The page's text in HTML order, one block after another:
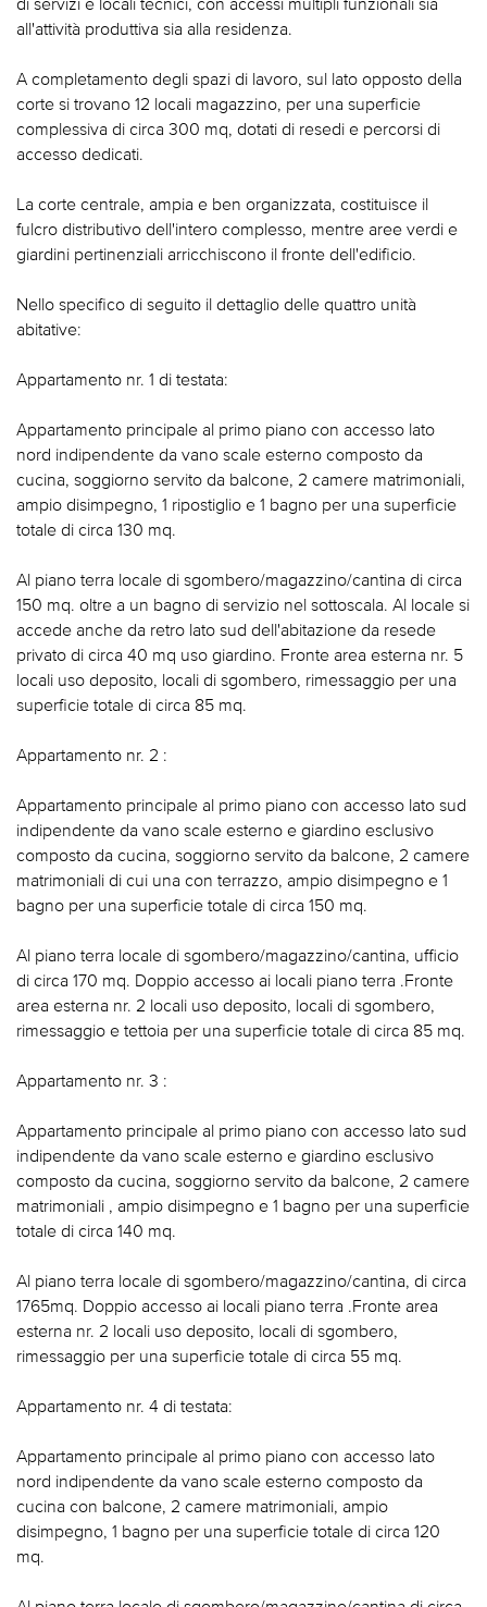
all'attività produttiva sia alla residenza.
A completamento degli spazi di lavoro, sul lato opposto della
corte si trovano 12 locali magazzino, per una superficie
complessiva di circa 300 mq, dotati di resedi e percorsi di
accesso dedicati.
La corte centrale, ampia e ben organizzata, costituisce il
fulcro distributivo dell'intero complesso, mentre aree verdi e
giardini pertinenziali arricchiscono il fronte dell'edificio.
Nello specifico di seguito il dettaglio delle quattro unità
abitative:
Appartamento nr. 1 di testata:
Appartamento principale al primo piano con accesso lato
nord indipendente da vano scale esterno composto da
cucina, soggiorno servito da balcone, 2 camere matrimoniali,
ampio disimpegno, 1 ripostiglio e 1 bagno per una superficie
totale di circa 130 mq.
Al piano terra locale di sgombero/magazzino/cantina di circa
150 mq. oltre a un bagno di servizio nel sottoscala. Al locale si
accede anche da retro lato sud dell'abitazione da resede
privato di circa 40 mq uso giardino. Fronte area esterna nr. 5
locali uso deposito, locali di sgombero, rimessaggio per una
superficie totale di circa 85 mq.
Appartamento nr. 2 :
Appartamento principale al primo piano con accesso lato sud
indipendente da vano scale esterno e giardino esclusivo
composto da cucina, soggiorno servito da balcone, 2 camere
matrimoniali di cui una con terrazzo, ampio disimpegno e 1
bagno per una superficie totale di circa 150 mq.
Al piano terra locale di sgombero/magazzino/cantina, ufficio
di circa 170 mq. Doppio accesso ai locali piano terra .Fronte
area esterna nr. 2 locali uso deposito, locali di sgombero,
rimessaggio e tettoia per una superficie totale di circa 85 mq.
Appartamento nr. 3 :
Appartamento principale al primo piano con accesso lato sud
indipendente da vano scale esterno e giardino esclusivo
composto da cucina, soggiorno servito da balcone, 2 camere
matrimoniali , ampio disimpegno e 1 bagno per una superficie
totale di circa 140 mq.
Al piano terra locale di sgombero/magazzino/cantina, di circa
1765mq. Doppio accesso ai locali piano terra .Fronte area
esterna nr. 2 locali uso deposito, locali di sgombero,
rimessaggio per una superficie totale di circa 55 mq.
Appartamento nr. 4 di testata:
Appartamento principale al primo piano con accesso lato
nord indipendente da vano scale esterno composto da
cucina con balcone, 2 camere matrimoniali, ampio
disimpegno, 1 bagno per una superficie totale di circa 120
mq.